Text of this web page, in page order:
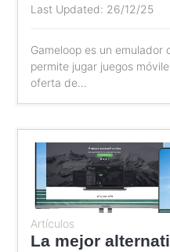
Gameloop es un emulador
permite jugar juegos
oferta de…
Last Updated: 26/12/25
Artículos
La mejor